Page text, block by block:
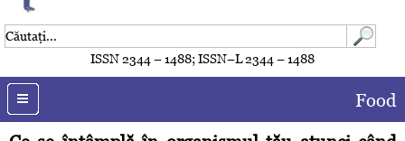
ISSN 2344 – 1488; ISSN–L 2344 – 1488
Food